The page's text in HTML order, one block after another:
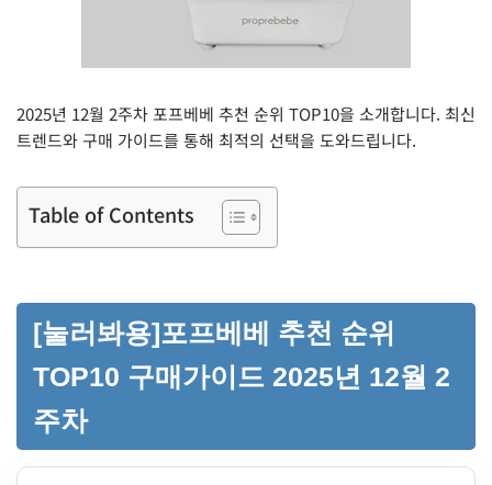
2025년 12월 2주차 포프베베 추천 순위 TOP10을 소개합니다. 최신
트렌드와 구매 가이드를 통해 최적의 선택을 도와드립니다.
Table of Contents
[눌러봐용]포프베베 추천 순위
TOP10 구매가이드 2025년 12월 2
주차